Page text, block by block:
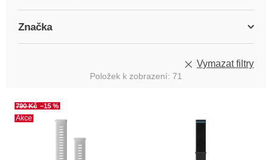
Značka
Vymazat filtry
Položek k zobrazení: 71
Akce
790 Kč –15 %